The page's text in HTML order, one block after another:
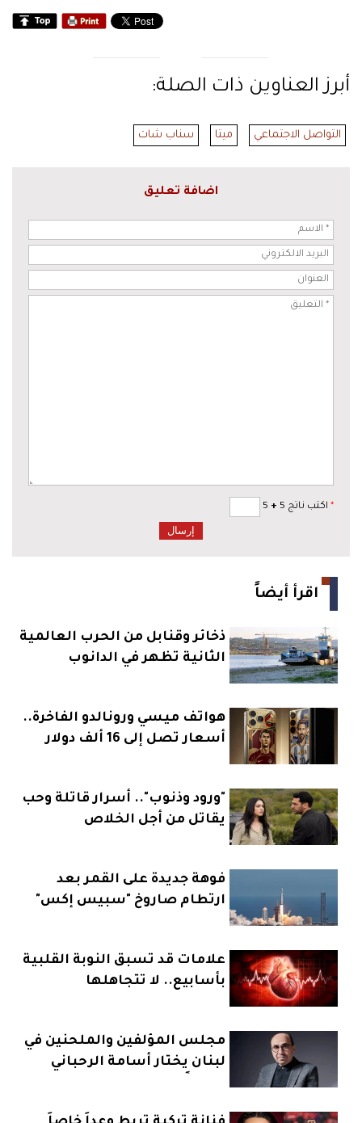
أبرز العناوين ذات الصلة:
التواصل الاجتماعي ميتا سناب شات
اضافة تعليق
* اكتب ناتج 5 +
اقرأ أيضاً
ذخائر وقنابل من الحرب العالمية
الثانية تظهر في الدانوب
هواتف ميسي ورونالدو الفاخرة..
أسعار تصل إلى 16 ألف دولار
"ورود وذنوب".. أسرار قاتلة وحب
يقاتل من أجل الخلاص
فوهة جديدة على القمر بعد
ارتطام صاروخ "سبيس إكس"
علامات قد تسبق النوبة القلبية
بأسابيع.. لا تتجاهلها
مجلس المؤلفين والملحنين في
لبنان يختار أسامة الرحباني